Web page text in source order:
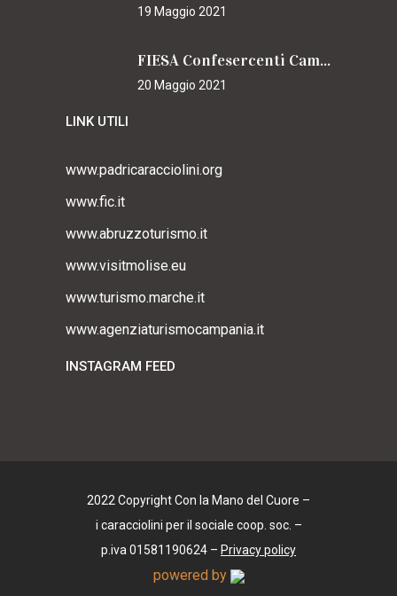
19 Maggio 2021
FIESA Confesercenti Campania per il Cammino
20 Maggio 2021
LINK UTILI
www.padricaracciolini.org
www.fic.it
www.abruzzoturismo.it
www.visitmolise.eu
www.turismo.marche.it
www.agenziaturismocampania.it
INSTAGRAM FEED
2022 Copyright Con la Mano del Cuore –
i caracciolini per il sociale coop. soc. –
p.iva 01581190624 – Privacy policy
powered by